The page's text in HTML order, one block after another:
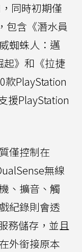
同時初期僅
包含《潛水員
蜘蛛人：邁
起》和《拉捷
款PlayStation
援PlayStation
僅控制在
無線
、擴音、觸
紀錄則會透
務儲存，並且
外銜接原本